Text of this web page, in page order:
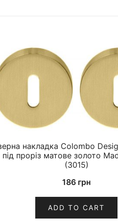
накладка Colombo
під проріз матове золото
(3015)
186 грн
ADD TO CART